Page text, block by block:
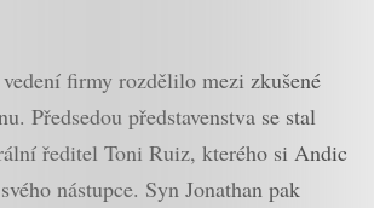
firmy rozdělilo mezi zkušené
Předsedou představenstva se stal
ředitel Toni Ruiz, kterého si Andic
nástupce. Syn Jonathan pak